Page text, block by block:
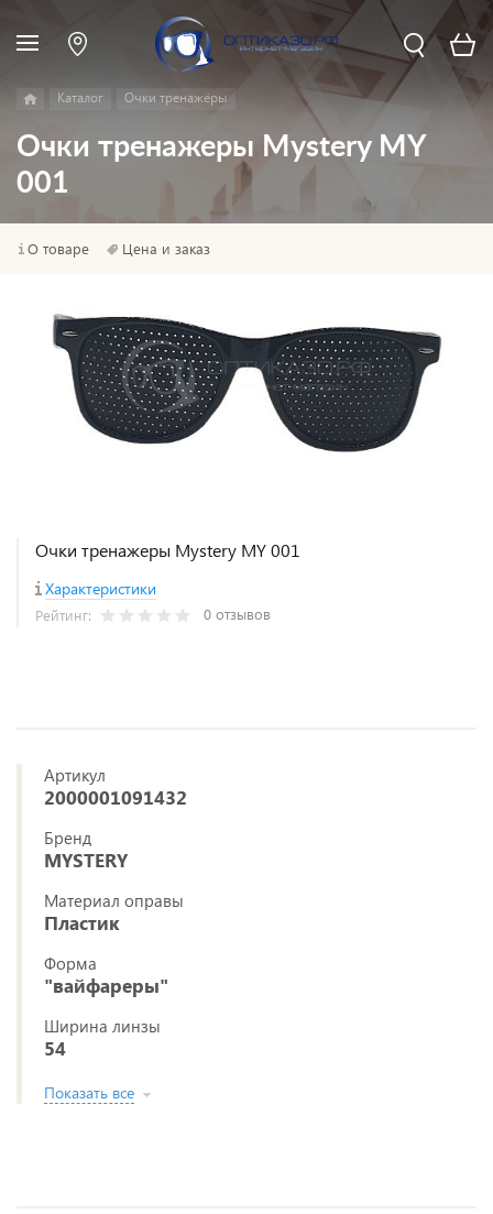
Каталог Очки тренажёры
Очки тренажеры Mystery MY
001
О товаре Цена и заказ
Очки тренажеры Mystery MY 001
Характеристики
Рейтинг: 0 отзывов
Артикул
2000001091432
Бренд
MYSTERY
Материал оправы
Пластик
Форма
"вайфареры"
Ширина линзы
54
Показать все